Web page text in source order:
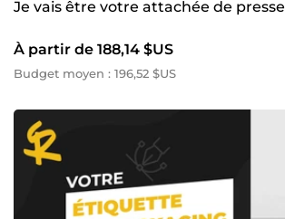
Je vais être votre attachée de presse
À partir de 188,14 $US
Budget moyen : 196,52 $US